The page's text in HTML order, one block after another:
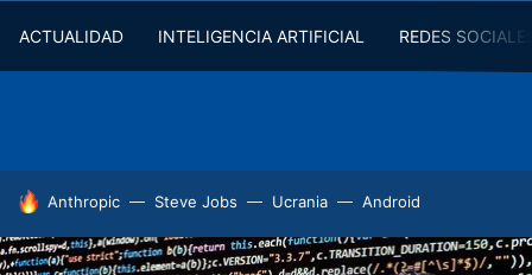
ACTUALIDAD INTELIGENCIA ARTIFICIAL REDES
HOY SE HABLA DE
Anthropic Steve Jobs Ucrania Android